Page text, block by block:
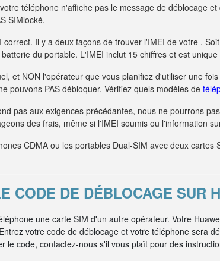
téléphone n'affiche pas le message de déblocage
SIMlocké.
Il y a deux façons de trouver l'IMEI de votre .
du portable. L'IMEI inclut 15 chiffres et est
et NON l'opérateur que vous planifiez d'utiliser une
pouvons PAS débloquer. Vérifiez quels modèles de
pas aux exigences précédantes, nous ne pourrons
des frais, même si l'IMEI soumis ou l'information
CDMA ou les portables Dual-SIM avec deux cartes
CODE DE DÉBLOCAGE SUR
une carte SIM d'un autre opérateur. Votre
votre code de déblocage et votre téléphone sera
le code, contactez-nous s'il vous plaît pour des